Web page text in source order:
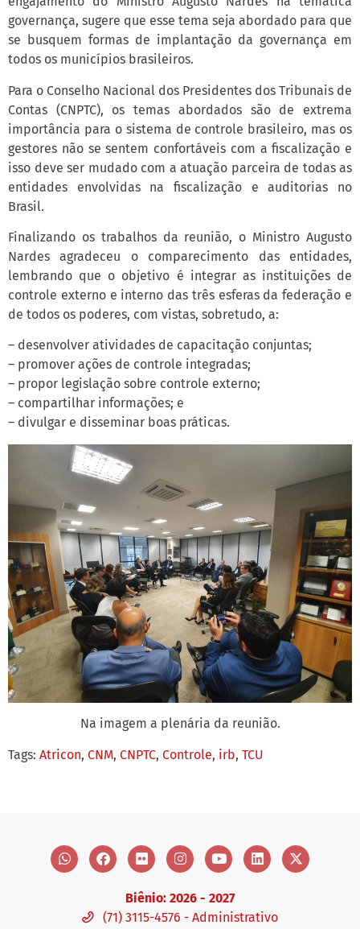
governança, sugere que esse tema seja abordado para que
se busquem formas de implantação da governança em
todos os municípios brasileiros.
Para o Conselho Nacional dos Presidentes dos Tribunais de
Contas (CNPTC), os temas abordados são de extrema
importância para o sistema de controle brasileiro, mas os
gestores não se sentem confortáveis com a fiscalização e
isso deve ser mudado com a atuação parceira de todas as
entidades envolvidas na fiscalização e auditorias no
Brasil.
Finalizando os trabalhos da reunião, o Ministro Augusto
Nardes agradeceu o comparecimento das entidades,
lembrando que o objetivo é integrar as instituições de
controle externo e interno das três esferas da federação e
de todos os poderes, com vistas, sobretudo, a:
– desenvolver atividades de capacitação conjuntas;
– promover ações de controle integradas;
– propor legislação sobre controle externo;
– compartilhar informações; e
– divulgar e disseminar boas práticas.
Na imagem a plenária da reunião.
Tags: Atricon, CNM, CNPTC, Controle, irb, TCU
Biênio: 2026 - 2027
(71) 3115-4576 - Administrativo